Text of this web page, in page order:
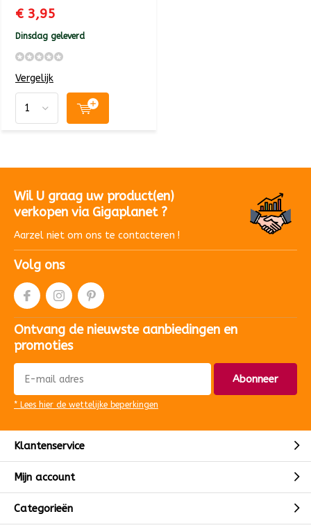
€ 3,95
Dinsdag geleverd
Vergelijk
Wil U graag uw product(en)
verkopen via Gigaplanet ?
Aarzel niet om ons te contacteren !
Volg ons
Ontvang de nieuwste aanbiedingen en
promoties
Abonneer
* Lees hier de wettelijke beperkingen
Klantenservice
Mijn account
Categorieën